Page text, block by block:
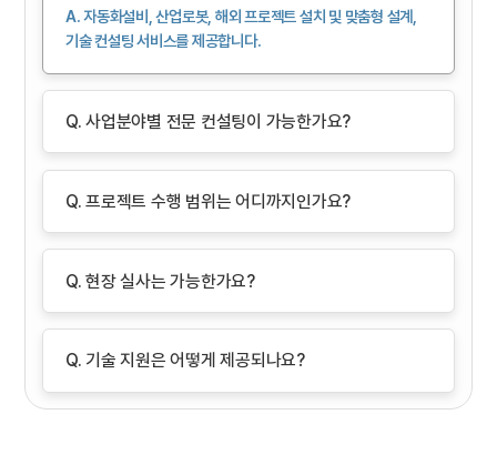
A. 자동화설비, 산업로봇, 해외 프로젝트 설치 및 맞춤형 설계,
기술 컨설팅 서비스를 제공합니다.
Q. 사업분야별 전문 컨설팅이 가능한가요?
Q. 프로젝트 수행 범위는 어디까지인가요?
Q. 현장 실사는 가능한가요?
Q. 기술 지원은 어떻게 제공되나요?